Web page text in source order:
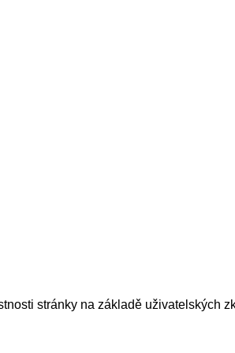
stránky na základě uživatelských